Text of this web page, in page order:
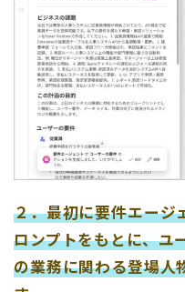
２．最初に要件エージ
ロンプトをもとに、ユ
の業務に関わる登場人